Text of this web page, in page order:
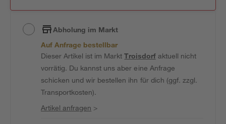
Abholung im Markt
Auf Anfrage bestellbar
Dieser Artikel ist im MarktTroisdorfaktuell nicht
vorrätig. Du kannst uns aber eine Anfrage
schicken und wir bestellen ihn für dich (ggf. zzgl.
Transportkosten).
Artikel anfragen >